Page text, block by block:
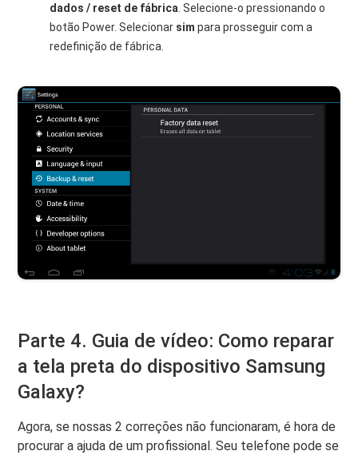
dados / reset de fábrica . Selecione-o pressionando o
botão Power. Selecionar simpara prosseguir com a
redefinição de fábrica.
Parte 4. Guia de vídeo: Como reparar
a tela preta do dispositivo Samsung
Galaxy?
Agora, se nossas 2 correções não funcionaram, é hora de
procurar a ajuda de um profissional. Seu telefone pode se